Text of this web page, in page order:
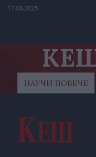
17.06.2025
НАУЧИ ПОВЕЧЕ